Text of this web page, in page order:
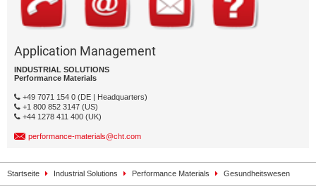
Application Management
INDUSTRIAL SOLUTIONS
Performance Materials
+49 7071 154 0 (DE | Headquarters)
+1 800 852 3147 (US)
+44 1278 411 400 (UK)
performance-materials@cht.com
Startseite Industrial Solutions Performance Materials Gesundheitswesen